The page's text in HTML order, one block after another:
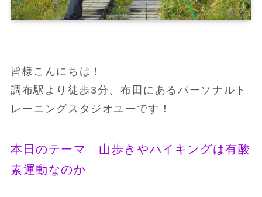
皆様こんにちは！
調布駅より徒歩3分、布田にあるパーソナルト
レーニングスタジオユーです！
本日のテーマ 山歩きやハイキングは有酸
素運動なのか